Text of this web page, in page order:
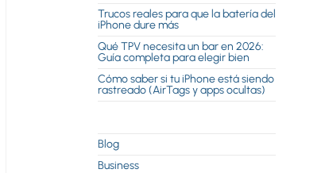
Trucos reales para que la batería del
iPhone dure más
Qué TPV necesita un bar en 2026:
Guía completa para elegir bien
Cómo saber si tu iPhone está siendo
rastreado (AirTags y apps ocultas)
Blog
Business